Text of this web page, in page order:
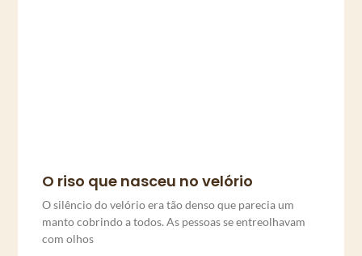
O riso que nasceu no velório
O silêncio do velório era tão denso que parecia um
manto cobrindo a todos. As pessoas se entreolhavam
com olhos